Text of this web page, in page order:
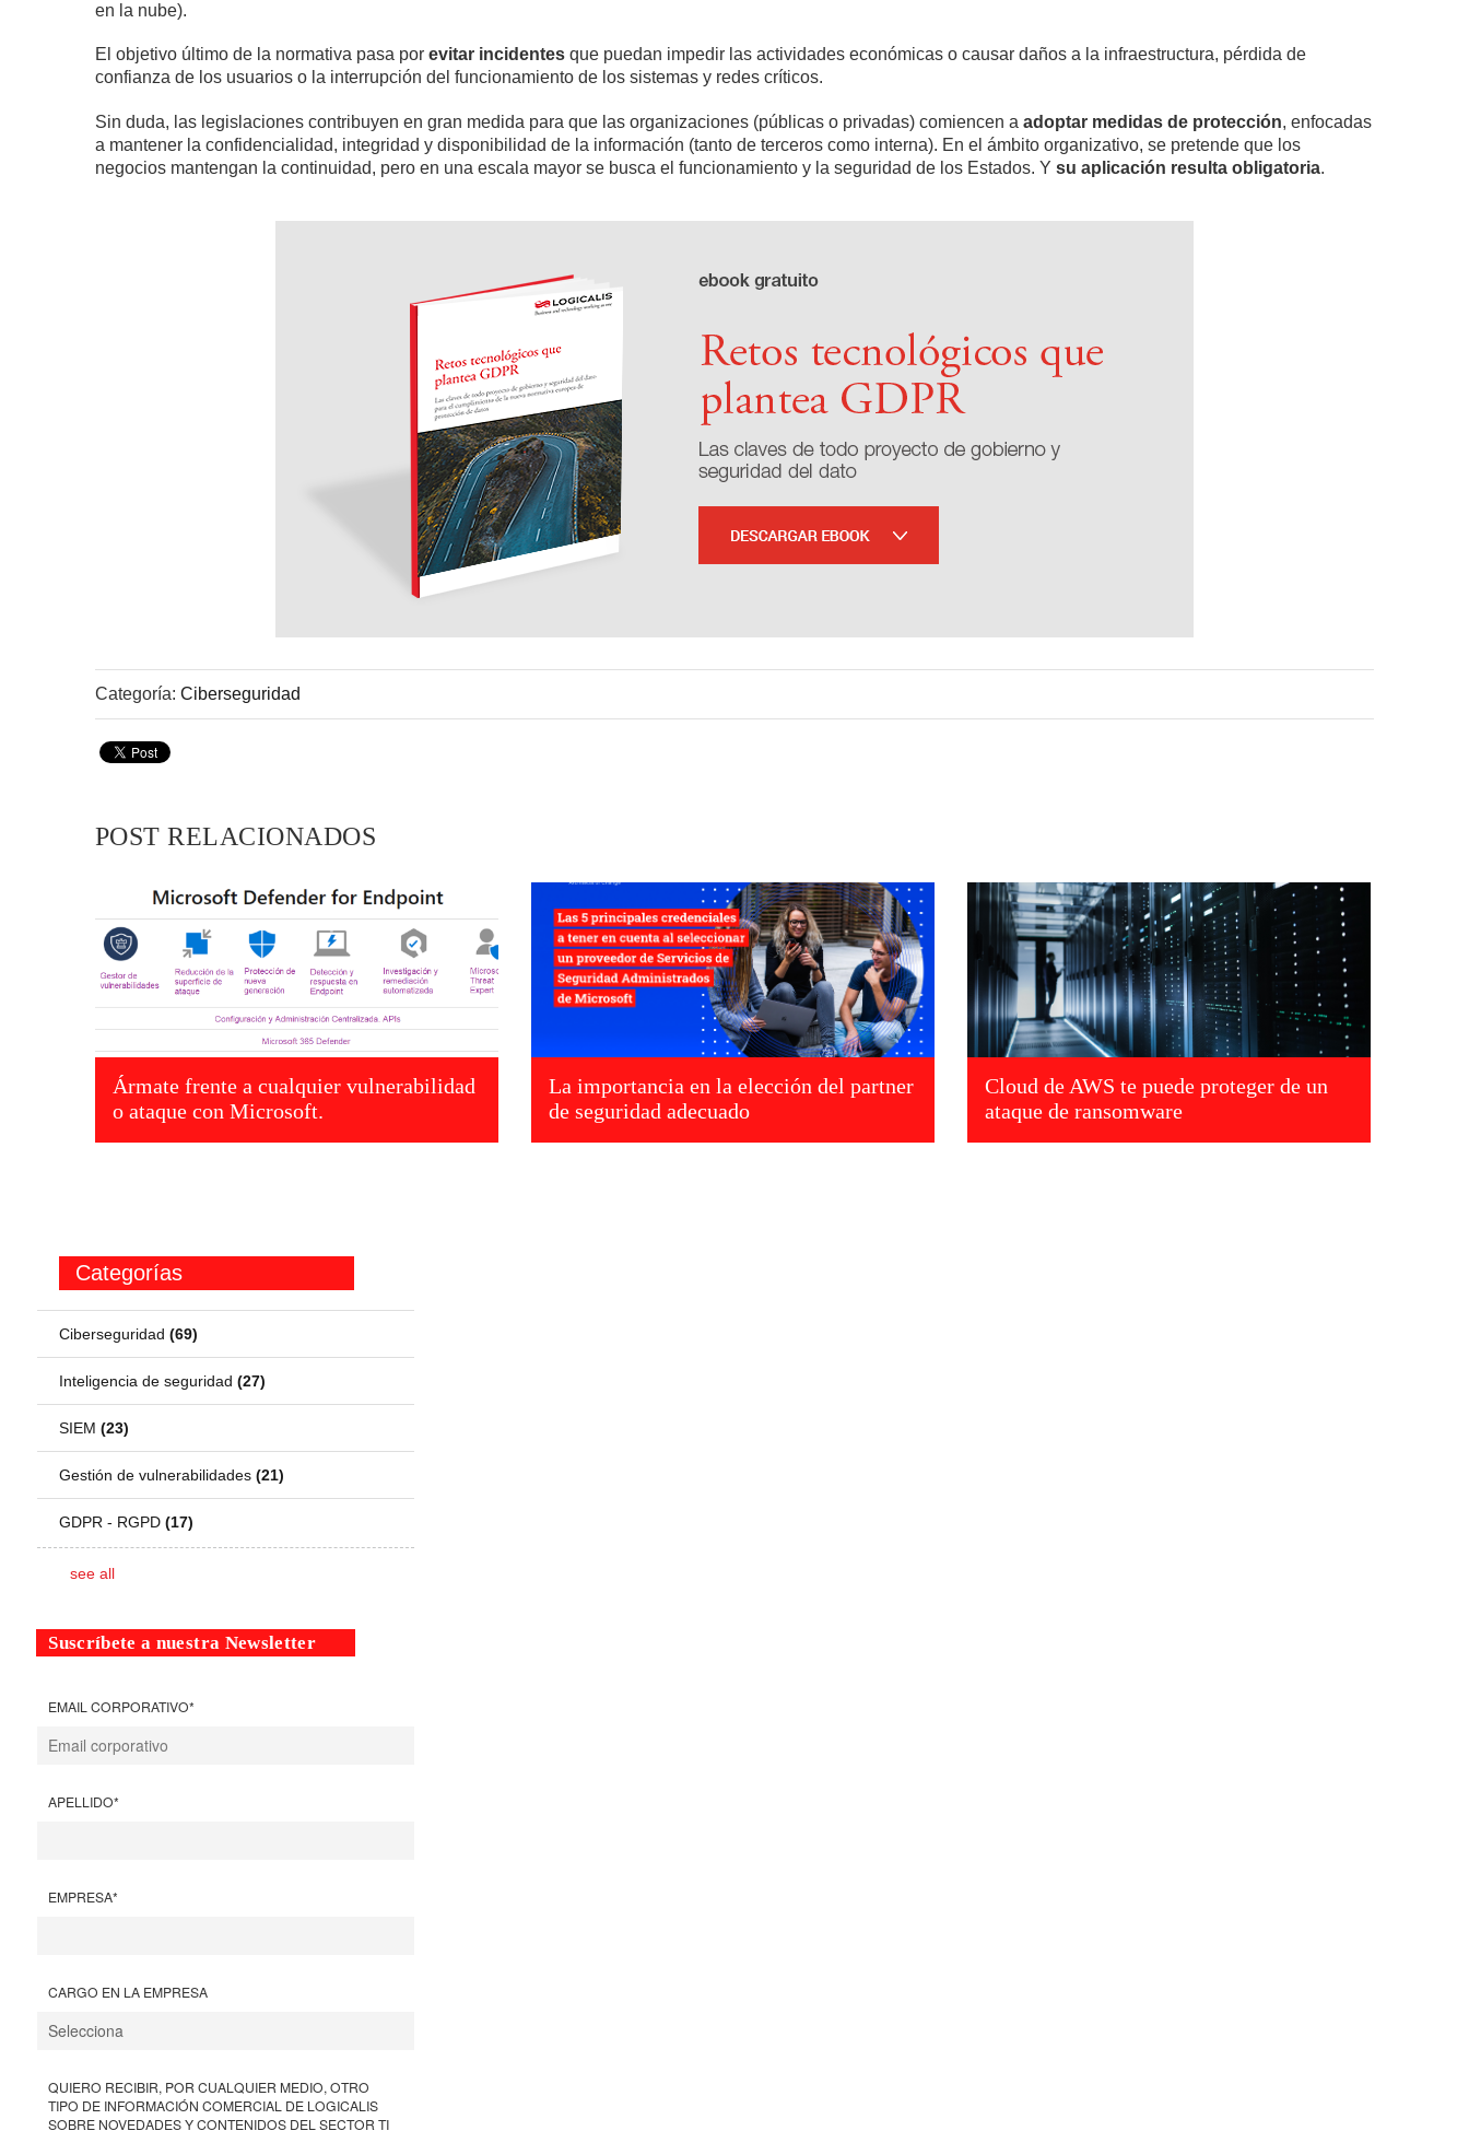
en la nube).
El objetivo último de la normativa pasa por evitar incidentes que puedan impedir las actividades económicas o causar daños a la infraestructura, pérdida de
confianza de los usuarios o la interrupción del funcionamiento de los sistemas y redes críticos.
Sin duda, las legislaciones contribuyen en gran medida para que las organizaciones (públicas o privadas) comiencen a adoptar medidas de protección, enfocadas
a mantener la confidencialidad, integridad y disponibilidad de la información (tanto de terceros como interna). En el ámbito organizativo, se pretende que los
negocios mantengan la continuidad, pero en una escala mayor se busca el funcionamiento y la seguridad de los Estados. Y su aplicación resulta obligatoria.
Categoría: Ciberseguridad
POST RELACIONADOS
Ármate frente a cualquier vulnerabilidad
o ataque con Microsoft.
La importancia en la elección del partner
de seguridad adecuado
Cloud de AWS te puede proteger de un
ataque de ransomware
Categorías
Ciberseguridad(69)
Inteligencia de seguridad(27)
SIEM(23)
Gestión de vulnerabilidades(21)
GDPR - RGPD(17)
see all
Suscríbete a nuestra Newsletter
EMAIL CORPORATIVO*
APELLIDO*
EMPRESA*
CARGO EN LA EMPRESA
QUIERO RECIBIR, POR CUALQUIER MEDIO, OTRO
TIPO DE INFORMACIÓN COMERCIAL DE LOGICALIS
SOBRE NOVEDADES Y CONTENIDOS DEL SECTOR TI